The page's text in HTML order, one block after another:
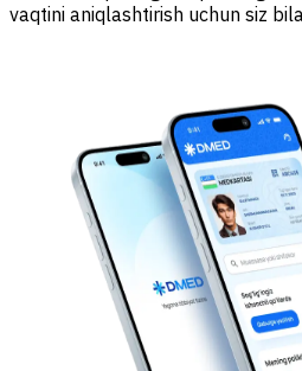
vaqtini aniqlashtirish uchun siz